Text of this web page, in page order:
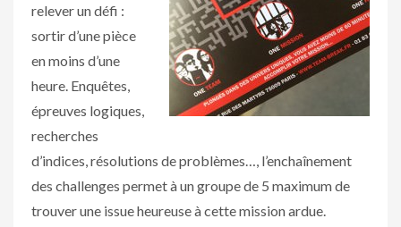
relever un défi :
sortir d’une pièce
en moins d’une
heure. Enquêtes,
épreuves logiques,
recherches
d’indices, résolutions de problèmes…, l’enchaînement
des challenges permet à un groupe de 5 maximum de
trouver une issue heureuse à cette mission ardue.